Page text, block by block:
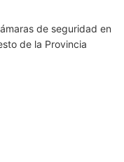
de seguridad en
de la Provincia